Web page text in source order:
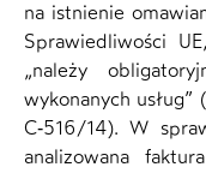
na istnienie
Sprawiedliwości
„należy
wykonanych
C‑516/14). W
analizowana